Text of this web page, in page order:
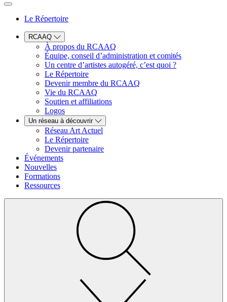
Le Répertoire
RCAAQ
À propos du RCAAQ
Équipe, conseil d’administration et comités
Un centre d’artistes autogéré, c’est quoi ?
Le Répertoire
Devenir membre du RCAAQ
Vie du RCAAQ
Soutien et affiliations
Logos
Un réseau à découvrir
Réseau Art Actuel
Le Répertoire
Devenir partenaire
Événements
Nouvelles
Formations
Ressources